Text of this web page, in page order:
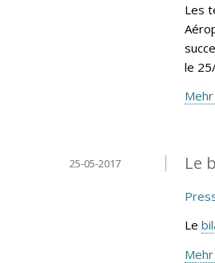
Les
le
Le
25-05-2017
Le